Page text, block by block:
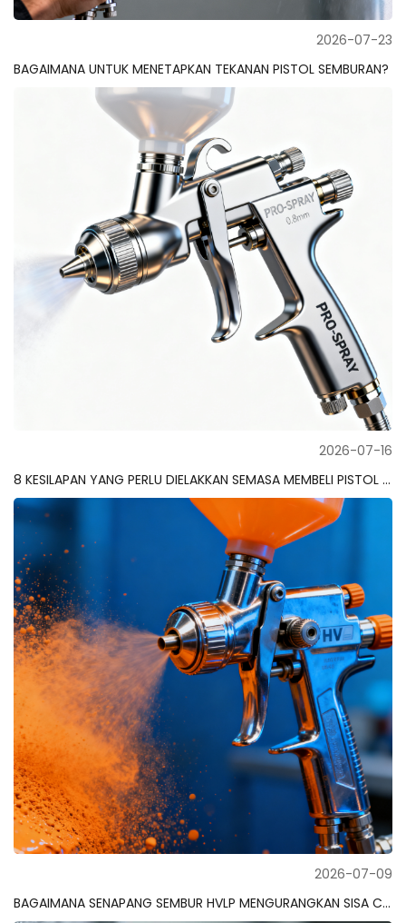
2026-07-23
BAGAIMANA UNTUK MENETAPKAN TEKANAN PISTOL SEMBURAN?
2026-07-16
8 KESILAPAN YANG PERLU DIELAKKAN SEMASA MEMBELI PISTOL SEMBUR HVLP
2026-07-09
BAGAIMANA SENAPANG SEMBUR HVLP MENGURANGKAN SISA CAT SEHINGGA 30%?